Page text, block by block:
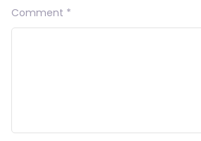
Comment *